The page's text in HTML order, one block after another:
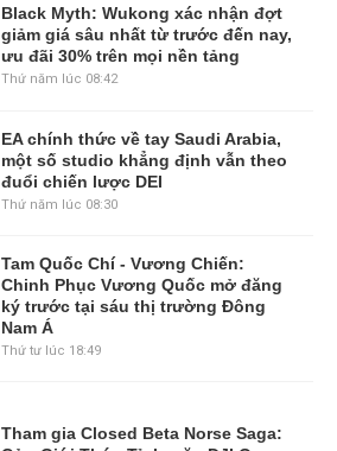
Black Myth: Wukong xác nhận đợt
giảm giá sâu nhất từ trước đến nay,
ưu đãi 30% trên mọi nền tảng
Thứ năm lúc 08:42
EA chính thức về tay Saudi Arabia,
một số studio khẳng định vẫn theo
đuổi chiến lược DEI
Thứ năm lúc 08:30
Tam Quốc Chí - Vương Chiến:
Chinh Phục Vương Quốc mở đăng
ký trước tại sáu thị trường Đông
Nam Á
Thứ tư lúc 18:49
Tham gia Closed Beta Norse Saga: